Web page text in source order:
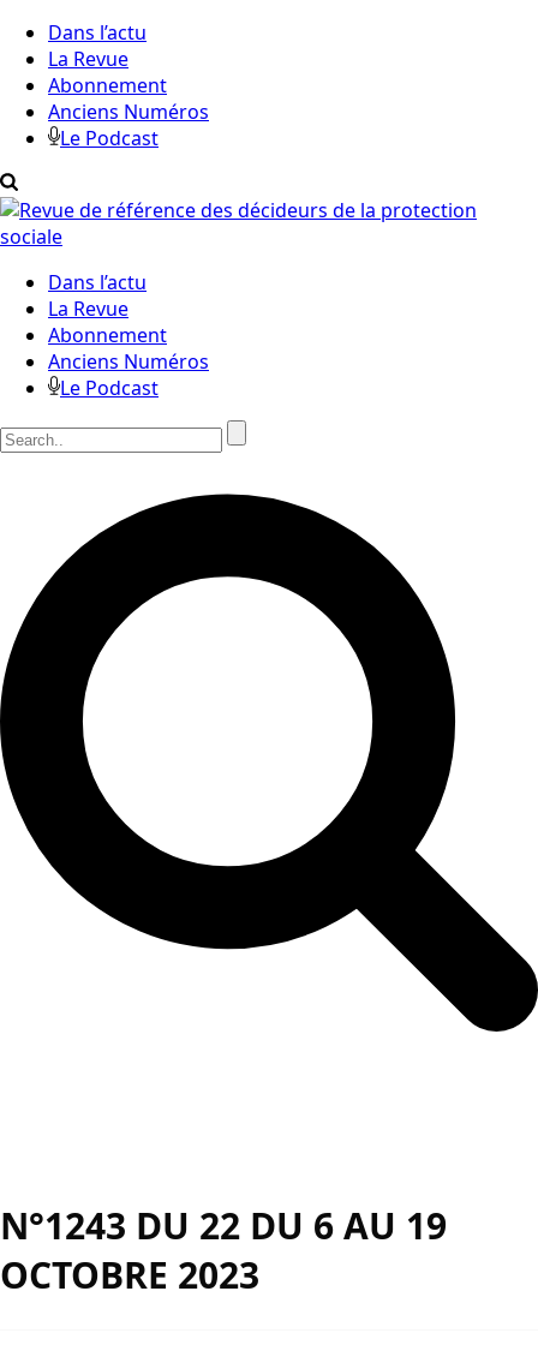
Dans l’actu
La Revue
Abonnement
Anciens Numéros
Le Podcast
Dans l’actu
La Revue
Abonnement
Anciens Numéros
Le Podcast
N°1243 DU 22 DU 6 AU 19
OCTOBRE 2023